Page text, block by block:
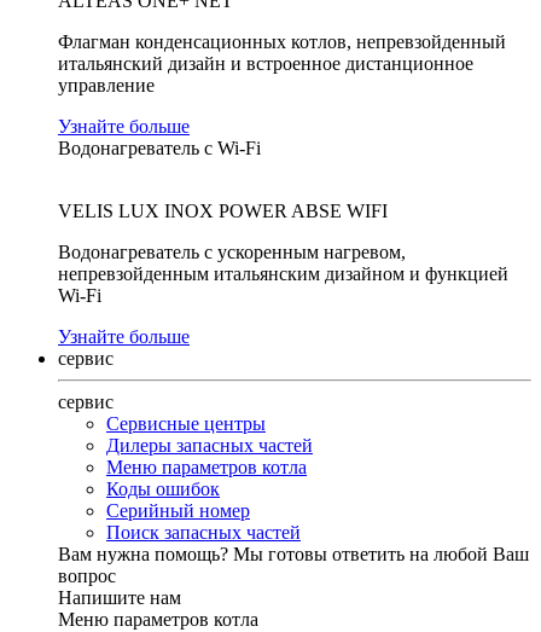
Флагман конденсационных котлов, непревзойденный
итальянский дизайн и встроенное дистанционное
управление
Узнайте больше
Водонагреватель с Wi-Fi
VELIS LUX INOX POWER ABSE WIFI
Водонагреватель с ускоренным нагревом,
непревзойденным итальянским дизайном и функцией
Wi-Fi
Узнайте больше
сервис
сервис
Сервисные центры
Дилеры запасных частей
Меню параметров котла
Коды ошибок
Серийный номер
Поиск запасных частей
Вам нужна помощь? Мы готовы ответить на любой Ваш
вопрос
Напишите нам
Меню параметров котла